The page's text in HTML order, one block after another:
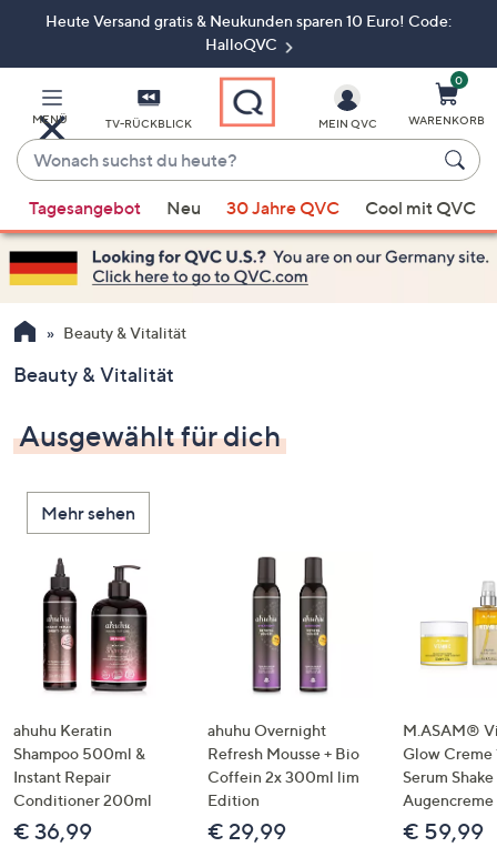
ZumHeute Versand gratis & Neukunden sparen 10 Euro! Code:
HalloQVC
MENÜ TV-RÜCKBLICK
Wonach
suchst
du
heute?
Vorschläge
verfügbar
sind,
verwenden
Sie
Pfeiltasten
oben
und
nach
unten
oder
wischen
Touch-
Geräten
links
bzw.
rechts,
um
diese
MEIN QVC
0
WARENKORB
Tagesangebot Neu 30 Jahre QVC Cool mit QVC
Beauty & Vitalität
Beauty & Vitalität
Ausgewählt für dich
Mehr sehen
ahuhu Keratin
Shampoo 500ml &
Instant Repair
Conditioner 200ml
€ 36,99
ahuhu Overnight
Refresh Mousse + Bio
Coffein 2x 300ml lim
Edition
€ 29,99
M.ASAM®
Glow Creme
Serum
€ 59,99